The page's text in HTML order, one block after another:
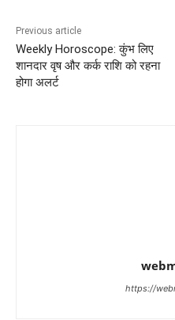
Previous article
Weekly Horoscope: कुंभ लिए
शानदार वृष और कर्क राशि को रहना
होगा अलर्ट
https://